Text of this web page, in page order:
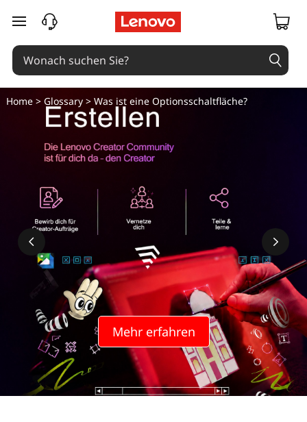
zum Hauptinhalt springen
Mehr erfahren
Home> Glossary> Was ist eine Optionsschaltfläche?